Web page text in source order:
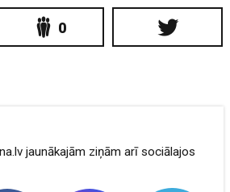
0
jaunākajām ziņām arī sociālajos